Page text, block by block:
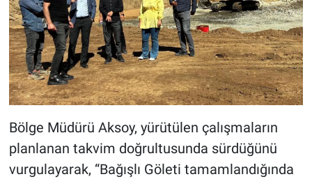
Bölge Müdürü Aksoy, yürütülen çalışmaların
planlanan takvim doğrultusunda sürdüğünü
vurgulayarak, “Bağışlı Göleti tamamlandığında